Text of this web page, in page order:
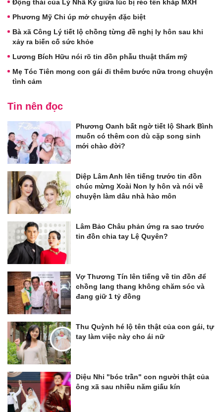
Động thái của Lý Nhã Kỳ giữa lúc bị réo tên khắp MXH
Phương Mỹ Chi úp mở chuyện đặc biệt
Bà xã Công Lý tiết lộ chồng từng đề nghị ly hôn sau khi
xảy ra biến cố sức khỏe
Lương Bích Hữu nói rõ tin đồn phẫu thuật thẩm mỹ
Mẹ Tóc Tiên mong con gái đi thêm bước nữa trong chuyện
tình cảm
Tin nên đọc
Phương Oanh bất ngờ tiết lộ Shark Bình
muốn có thêm con dù cặp song sinh
mới chào đời?
Diệp Lâm Anh lên tiếng trước tin đồn
chúc mừng Xoài Non ly hôn và nói về
chuyện làm dâu nhà hào môn
Lâm Bảo Châu phản ứng ra sao trước
tin đồn chia tay Lệ Quyên?
Vợ Thương Tín lên tiếng về tin đồn để
chồng lang thang không chăm sóc và
đang giữ 1 tỷ đồng
Thu Quỳnh hé lộ tên thật của con gái, tự
tay làm việc này cho ái nữ
Diệu Nhi "bóc trần" con người thật của
ông xã sau nhiều năm giấu kín